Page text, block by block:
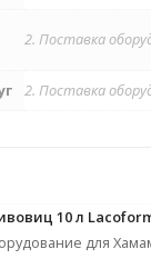
2. Поставка
2. Поставка
10 л
для